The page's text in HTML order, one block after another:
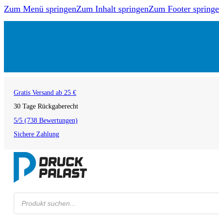
Zum Menü springenZum Inhalt springenZum Footer
Gratis Versand ab 25 €
30 Tage Rückgaberecht
5/5 (738 Bewertungen)
Sichere Zahlung
Products
search